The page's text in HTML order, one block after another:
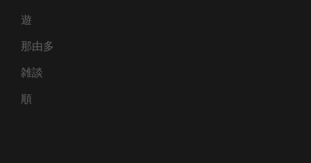
遊
那由多
雑談
順